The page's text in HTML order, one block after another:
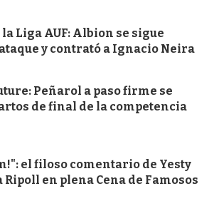
Liga AUF: Albion se sigue
y contrató a Ignacio Neira
Peñarol a paso firme se
de final de la competencia
el filoso comentario de Yesty
en plena Cena de Famosos